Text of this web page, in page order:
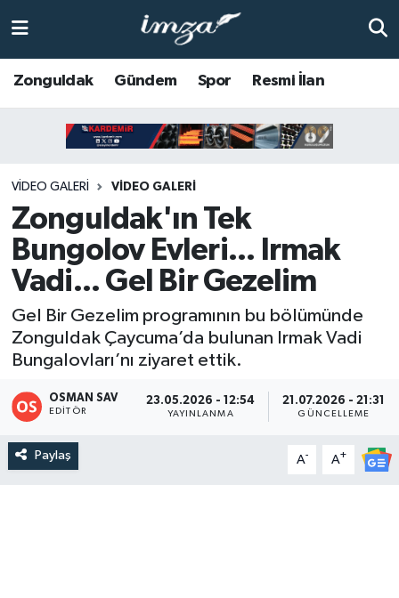
Zonguldak Gündem Spor Resmi İlan
VIDEO GALERI VİDEO GALERİ
Zonguldak'ın Tek
Bungolov Evleri... Irmak
Vadi... Gel Bir Gezelim
Gel Bir Gezelim programının bu bölümünde
Zonguldak Çaycuma’da bulunan Irmak Vadi
Bungalovları’nı ziyaret ettik.
OSMAN SAV
EDITÖR
23.05.2026 - 12:54
YAYINLANMA
21.07.2026 - 21:31
GÜNCELLEME
Paylaş A- A+
Anasayfa
KİLİMLİ
BARTIN
BOLU
Zonguldak Hava Durumu
Süper Lig Puan Durumu ve Fikstür
Tüm Manşetler
Son Dakika Haberleri
Haber Arşivi